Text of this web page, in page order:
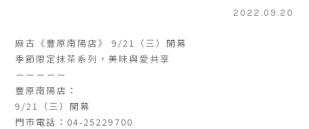
2022.09.20
麻古《豐原南陽店》 9/21（三）開幕
季節限定抹茶系列，美味與愛共享
－－－－－
豐原南陽店：
9/21（三）開幕
門市電話：04-25229700